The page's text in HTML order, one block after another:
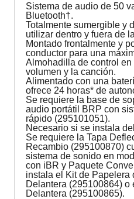
Sistema de audio de 50
Bluetooth†.
Totalmente sumergible y
utilizar dentro y fuera de
Montado frontalmente y
conductor para una
Almohadilla de control en
volumen y la canción.
Alimentado con una
ofrece 24 horas* de
Se requiere la base de
audio portátil BRP con
rápido (295101051).
Necesario si se instala
Se requiere la Tapa
Recambio (295100870)
sistema de sonido en
con iBR y Paquete
instala el Kit de Papelera
Delantera (295100864) o
Delantera (295100865).